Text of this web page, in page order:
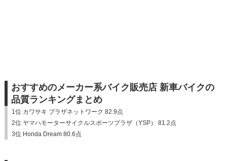
おすすめのメーカー系バイク販売店 新車バイクの
品質ランキングまとめ
1位 カワサキ プラザネットワーク 82.9点
2位 ヤマハモーターサイクルスポーツプラザ（YSP） 81.2点
3位 Honda Dream 80.6点